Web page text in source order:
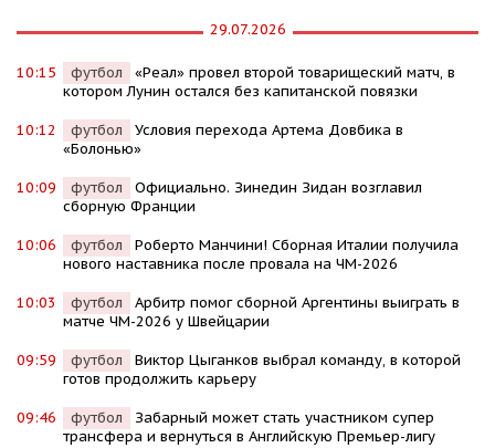
29.07.2026
10:15 футбол
«Реал» провел второй товарищеский матч, в
котором Лунин остался без капитанской повязки
10:12 футбол
Условия перехода Артема Довбика в
«Болонью»
10:09 футбол
Официально. Зинедин Зидан возглавил
сборную Франции
10:06 футбол
Роберто Манчини! Сборная Италии получила
нового наставника после провала на ЧМ-2026
10:03 футбол
Арбитр помог сборной Аргентины выиграть в
матче ЧМ-2026 у Швейцарии
09:59 футбол
Виктор Цыганков выбрал команду, в которой
готов продолжить карьеру
09:46 футбол
Забарный может стать участником супер
трансфера и вернуться в Английскую Премьер-лигу